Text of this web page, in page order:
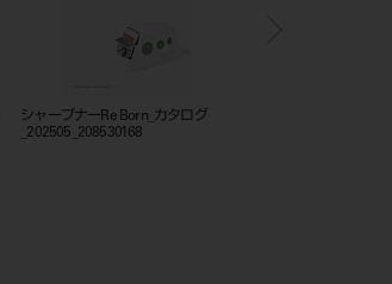
シャープナーRe Born_カタログ
_202505_208530168